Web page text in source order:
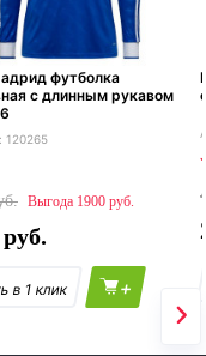
футболка
с длинным рукавом
120265
1900
+